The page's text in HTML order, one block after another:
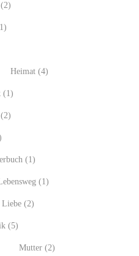
(2)
Heimat (4)
(1)
(2)
(1)
(1)
Liebe (2)
(5)
Mutter (2)